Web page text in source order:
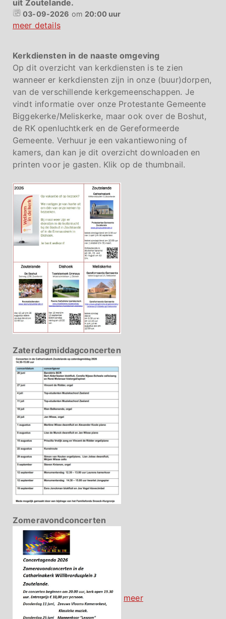
uit Zoutelande.
03-09-2026 om 20:00 uur
meer details
Kerkdiensten in de naaste omgeving
Op dit overzicht van kerkdiensten is te zien
wanneer er kerkdiensten zijn in onze (buur)dorpen,
van de verschillende kerkgemeenschappen. Je
vindt informatie over onze Protestante Gemeente
Biggekerke/Meliskerke, maar ook over de Boshut,
de RK openluchtkerk en de Gereformeerde
Gemeente. Verhuur je een vakantiewoning of
kamers, dan kan je dit overzicht downloaden en
printen voor je gasten. Klik op de thumbnail.
Zaterdagmiddagconcerten
Zomeravondconcerten
meer